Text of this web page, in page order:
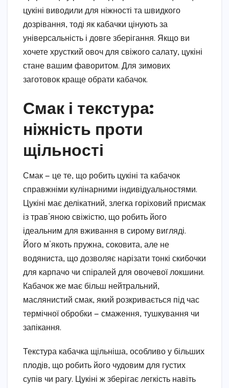
цукіні виводили для ніжності та швидкого
дозрівання, тоді як кабачки цінують за
універсальність і довге зберігання. Якщо ви
хочете хрусткий овоч для свіжого салату, цукіні
стане вашим фаворитом. Для зимових
заготовок краще обрати кабачок.
Смак і текстура:
ніжність проти
щільності
Смак — це те, що робить цукіні та кабачок
справжніми кулінарними індивідуальностями.
Цукіні має делікатний, злегка горіховий присмак
із трав’яною свіжістю, що робить його
ідеальним для вживання в сирому вигляді.
Його м’якоть пружна, соковита, але не
водяниста, що дозволяє нарізати тонкі скибочки
для карпачо чи спіралей для овочевої локшини.
Кабачок же має більш нейтральний,
маслянистий смак, який розкривається під час
термічної обробки — смаження, тушкування чи
запікання.
Текстура кабачка щільніша, особливо у більших
плодів, що робить його чудовим для густих
супів чи рагу. Цукіні ж зберігає легкість навіть